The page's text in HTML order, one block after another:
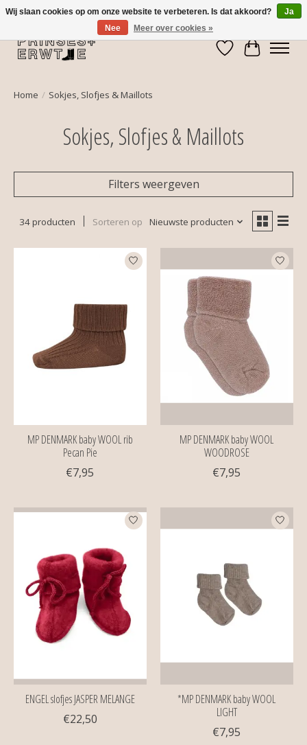
Verlanglijst
Home / Sokjes, Slofjes & Maillots
Sokjes, Slofjes & Maillots
Filters weergeven
34 producten Sorteren op Nieuwste producten
MP DENMARK baby WOOL rib
Pecan Pie
€7,95
MP DENMARK baby WOOL
WOODROSE
€7,95
ENGEL slofjes JASPER MELANGE
€22,50
*MP DENMARK baby WOOL
LIGHT
€7,95
Wij slaan cookies op om onze website te verbeteren. Is dat akkoord?
Ja
Nee
Meer over cookies »